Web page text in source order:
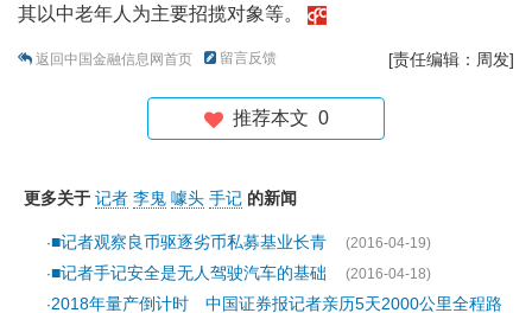
其以中老年人为主要招揽对象等。
返回中国金融信息网首页 留言反馈 [责任编辑：周发]
推荐本文 0
更多关于 记者 李鬼 噱头 手记 的新闻
·■记者观察良币驱逐劣币私募基业长青
(2016-04-19)
·■记者手记安全是无人驾驶汽车的基础
(2016-04-18)
·2018年量产倒计时 中国证券报记者亲历5天2000公里全程路